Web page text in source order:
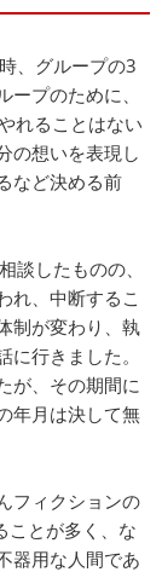
、グループの3
プのために、
れることはない
の想いを表現し
など決める前
談したものの、
れ、中断するこ
制が変わり、執
行きました。
が、その期間に
年月は決して無
フィクションの
ことが多く、な
器用な人間であ